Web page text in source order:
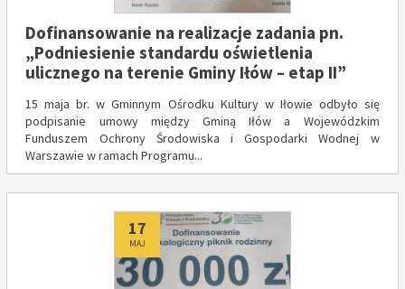
Dofinansowanie na realizacje zadania pn.
„Podniesienie standardu oświetlenia
ulicznego na terenie Gminy Iłów – etap II”
15 maja br. w Gminnym Ośrodku Kultury w Iłowie odbyło się
podpisanie umowy między Gminą Iłów a Wojewódzkim
Funduszem Ochrony Środowiska i Gospodarki Wodnej w
Warszawie w ramach Programu...
Dodano
17
MAJ